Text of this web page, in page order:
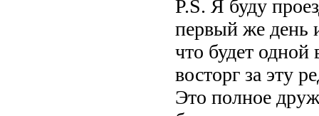
P.S. Я буду
первый же день
что будет
восторг за эту
Это полное